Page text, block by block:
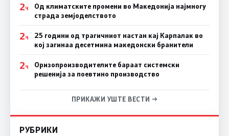
2Ч
Од климатските промени во Македонија најмногу
страда земјоделството
2Ч
25 години од трагичниот настан кај Карпалак во
кој загинаа десетмина македонски бранители
2Ч
Оризопроизводителите бараат системски
решенија за поевтино производство
ПРИКАЖИ УШТЕ ВЕСТИ →
РУБРИКИ